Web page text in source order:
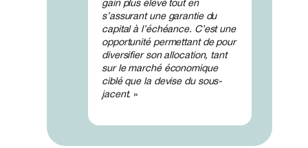
gain plus élevé tout en
s’assurant une garantie du
capital à l’échéance. C’est une
opportunité permettant de pour
diversifier son allocation, tant
sur le marché économique
ciblé que la devise du sous-
jacent. »